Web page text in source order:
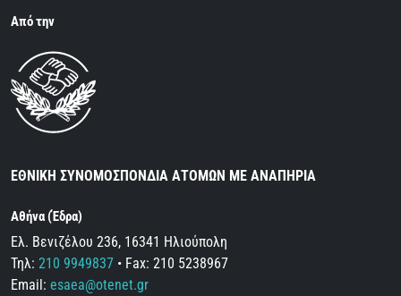
Από την
ΕΘΝΙΚΗ ΣΥΝΟΜΟΣΠΟΝΔΙΑ ΑΤΟΜΩΝ ΜΕ ΑΝΑΠΗΡΙΑ
Αθήνα (Έδρα)
Ελ. Βενιζέλου 236, 16341 Ηλιούπολη
Τηλ: 210 9949837 • Fax: 210 5238967
Email: esaea@otenet.gr